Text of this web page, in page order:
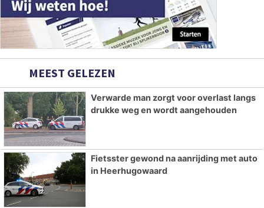
MEEST GELEZEN
Verwarde man zorgt voor overlast langs
drukke weg en wordt aangehouden
Fietsster gewond na aanrijding met auto
in Heerhugowaard